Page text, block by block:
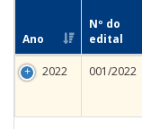
Ano
Nº do
edital
2022 001/2022